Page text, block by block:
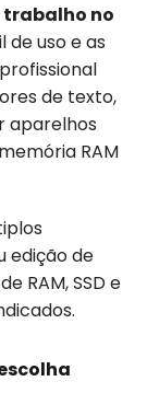
trabalho no
uso e as
de texto,
aparelhos
RAM
edição de
RAM, SSD e